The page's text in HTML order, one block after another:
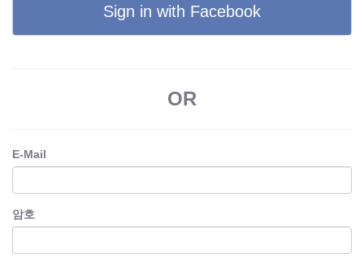
Sign in with Facebook
OR
E-Mail
암호